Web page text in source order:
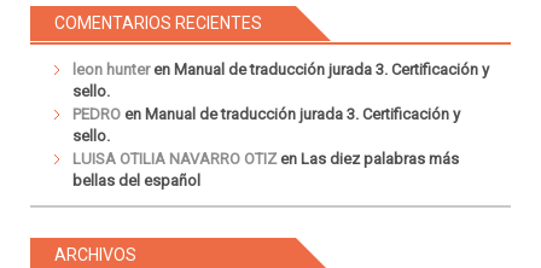
COMENTARIOS RECIENTES
leon hunteren Manual de traducción jurada 3. Certificación y
sello.
PEDRO en Manual de traducción jurada 3. Certificación y
sello.
LUISA OTILIA NAVARRO OTIZ en Las diez palabras más
bellas del español
ARCHIVOS